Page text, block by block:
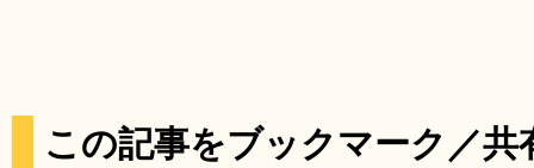
この記事をブックマーク／共